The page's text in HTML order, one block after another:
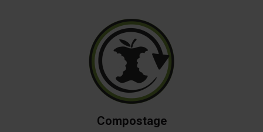
Compostage